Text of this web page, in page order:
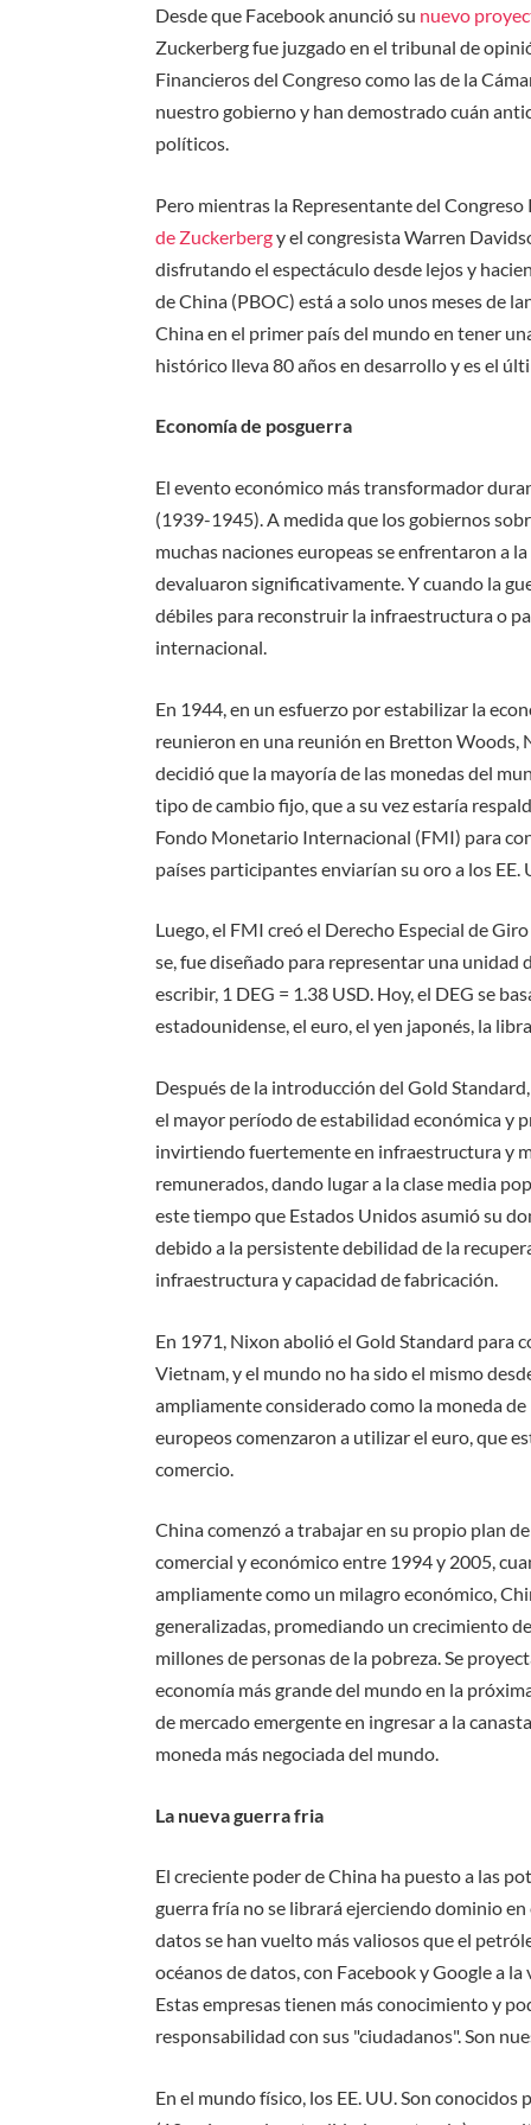
Desde que Facebook anunció su nuevo
Zuckerberg fue juzgado en el tribunal de
Financieros del Congreso como las de la
nuestro gobierno y han demostrado cuán
políticos.
Pero mientras la Representante del
de Zuckerbergy el congresista Warren
disfrutando el espectáculo desde lejos y
de China (PBOC) está a solo unos meses de
China en el primer país del mundo en tener
histórico lleva 80 años en desarrollo y es el
Economía de posguerra
El evento económico más transformador
(1939-1945). A medida que los gobiernos
muchas naciones europeas se enfrentaron a
devaluaron significativamente. Y cuando la
débiles para reconstruir la infraestructura o
internacional.
En 1944, en un esfuerzo por estabilizar la
reunieron en una reunión en Bretton Woods,
decidió que la mayoría de las monedas del
tipo de cambio fijo, que a su vez estaría
Fondo Monetario Internacional (FMI) para
países participantes enviarían su oro a los EE.
Luego, el FMI creó el Derecho Especial de
se, fue diseñado para representar una unidad
escribir, 1 DEG = 1.38 USD. Hoy, el DEG se
estadounidense, el euro, el yen japonés, la
Después de la introducción del Gold
el mayor período de estabilidad económica y
invirtiendo fuertemente en infraestructura y
remunerados, dando lugar a la clase media
este tiempo que Estados Unidos asumió su
debido a la persistente debilidad de la
infraestructura y capacidad de fabricación.
En 1971, Nixon abolió el Gold Standard para
Vietnam, y el mundo no ha sido el mismo
ampliamente considerado como la moneda
europeos comenzaron a utilizar el euro, que
comercio.
China comenzó a trabajar en su propio plan
comercial y económico entre 1994 y 2005,
ampliamente como un milagro económico,
generalizadas, promediando un crecimiento
millones de personas de la pobreza. Se
economía más grande del mundo en la
de mercado emergente en ingresar a la
moneda más negociada del mundo.
La nueva guerra fria
El creciente poder de China ha puesto a las
guerra fría no se librará ejerciendo dominio
datos se han vuelto más valiosos que el
océanos de datos, con Facebook y Google a
Estas empresas tienen más conocimiento y
responsabilidad con sus "ciudadanos". Son
En el mundo físico, los EE. UU. Son